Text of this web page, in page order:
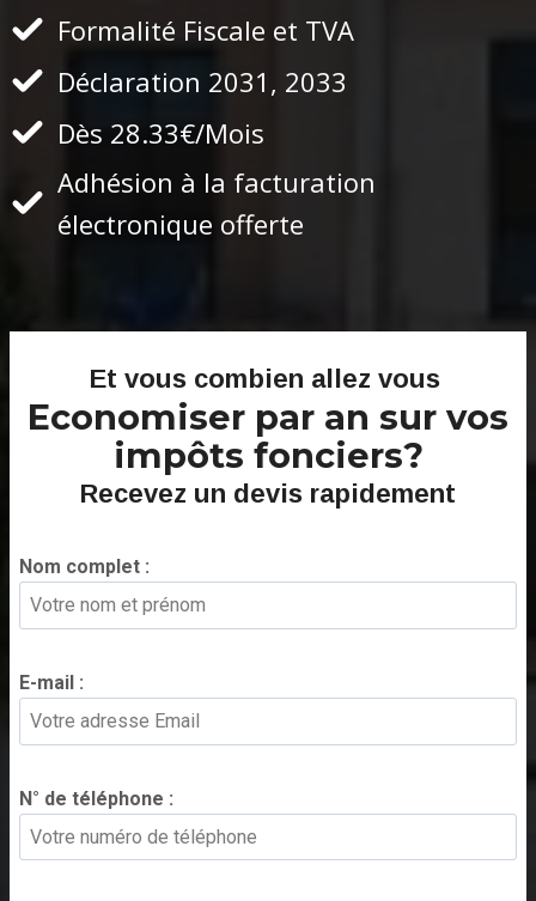
Formalité Fiscale et TVA
Déclaration 2031, 2033
Dès 28.33€/Mois
Adhésion à la facturation
électronique offerte
Et vous combien allez vous
Economiser par an sur vos
impôts fonciers?
Recevez un devis rapidement
Nom complet :
E-mail :
N° de téléphone :